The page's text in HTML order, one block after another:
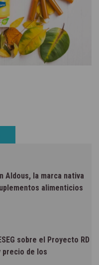
Aldous, la marca nativa
alimenticios
sobre el Proyecto RD
precio de los